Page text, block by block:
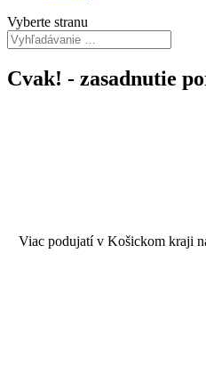
Vyberte stranu
Cvak! - zasadnutie
Viac podujatí v Košickom kraji